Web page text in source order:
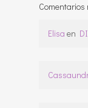
Comentarios
Elisa en